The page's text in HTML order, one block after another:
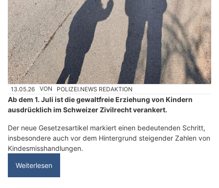
13.05.26 VON POLIZEI.NEWS REDAKTION
Ab dem 1. Juli ist die gewaltfreie Erziehung von Kindern
ausdrücklich im Schweizer Zivilrecht verankert.
Der neue Gesetzesartikel markiert einen bedeutenden Schritt,
insbesondere auch vor dem Hintergrund steigender Zahlen von
Kindesmisshandlungen.
Weiterlesen